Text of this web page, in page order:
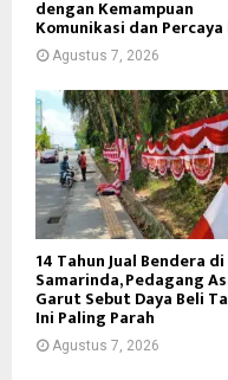
dengan Kemampuan
Komunikasi dan Percaya
Agustus 7, 2026
14 Tahun Jual Bendera di
Samarinda, Pedagang
Garut Sebut Daya Beli
Ini Paling Parah
Agustus 7, 2026